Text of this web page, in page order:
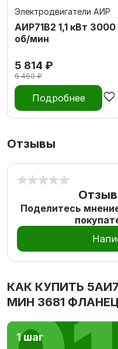
Электродвигатели АИР
АИР71В2 1,1 кВт 3000
об/мин
5 814 ₽
6 460 ₽
Подробнее
Отзывы
Поделитесь
КАК КУПИТЬ
МИН 3681 ФЛАНЕЦ
1 шаг